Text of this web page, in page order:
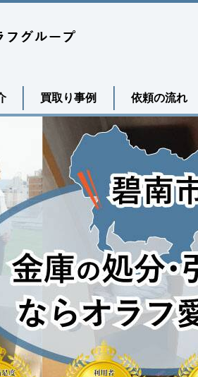
買取り事例 依頼の流れ